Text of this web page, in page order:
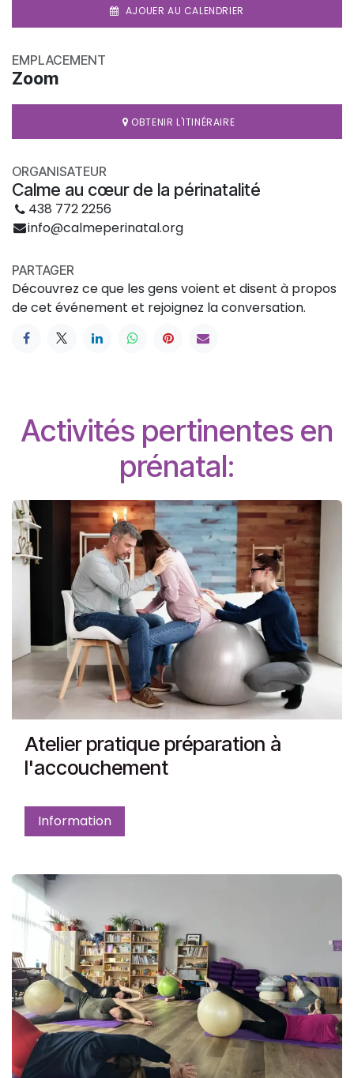
AJOUER AU CALENDRIER
EMPLACEMENT
Zoom
OBTENIR L'ITINÉRAIRE
ORGANISATEUR
Calme au cœur de la périnatalité
438 772 2256
info@calmeperinatal.org
PARTAGER
Découvrez ce que les gens voient et disent à propos
de cet événement et rejoignez la conversation.
Activités pertinentes en
prénatal:
Atelier pratique préparation à
l'accouchement
Information